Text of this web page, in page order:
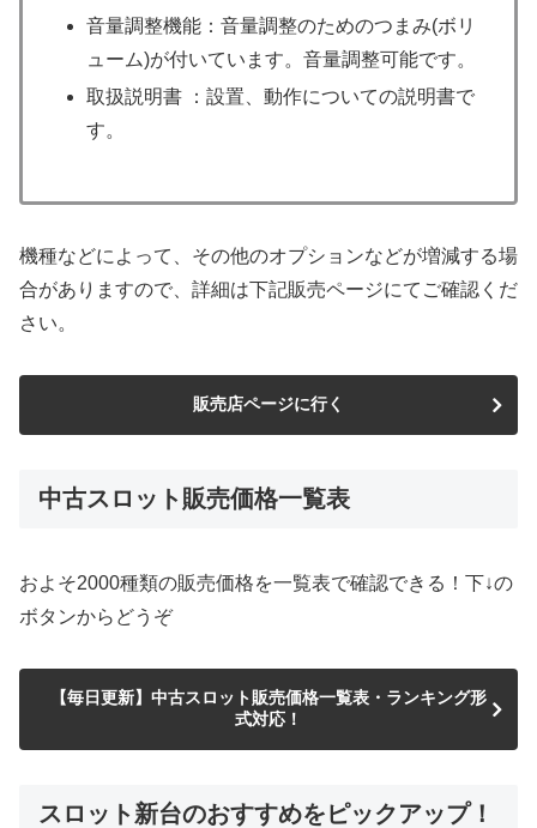
音量調整機能：音量調整のためのつまみ(ボリ
ューム)が付いています。音量調整可能です。
取扱説明書 ：設置、動作についての説明書で
す。
機種などによって、その他のオプションなどが増減する場
合がありますので、詳細は下記販売ページにてご確認くだ
さい。
販売店ページに行く
中古スロット販売価格一覧表
およそ2000種類の販売価格を一覧表で確認できる！下↓の
ボタンからどうぞ
【毎日更新】中古スロット販売価格一覧表・ランキング形
式対応！
スロット新台のおすすめをピックアップ！